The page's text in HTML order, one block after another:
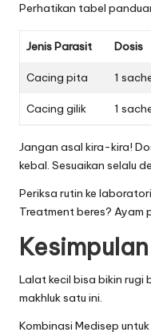
Perhatikan tabel
Jenis Parasit Dosis
Cacing pita 1
Cacing gilik 1
Jangan asal kira-kira!
kebal. Sesuaikan selalu
Periksa rutin ke
Treatment beres? Ayam
Kesimpulan
Lalat kecil bisa bikin rugi
makhluk satu ini.
Kombinasi Medisep